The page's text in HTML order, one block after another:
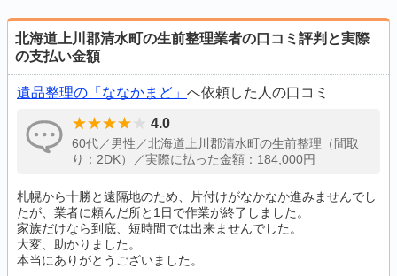
北海道上川郡清水町の生前整理業者の口コミ評判と実際
の支払い金額
遺品整理の「ななかまど」 へ依頼した人の口コミ
4.0
60代／男性／北海道上川郡清水町の生前整理（間取
り：2DK）／実際に払った金額：184,000円
札幌から十勝と遠隔地のため、片付けがなかなか進みませんでし
たが、業者に頼んだ所と1日で作業が終了しました。
家族だけなら到底、短時間では出来ませんでした。
大変、助かりました。
本当にありがとうございました。